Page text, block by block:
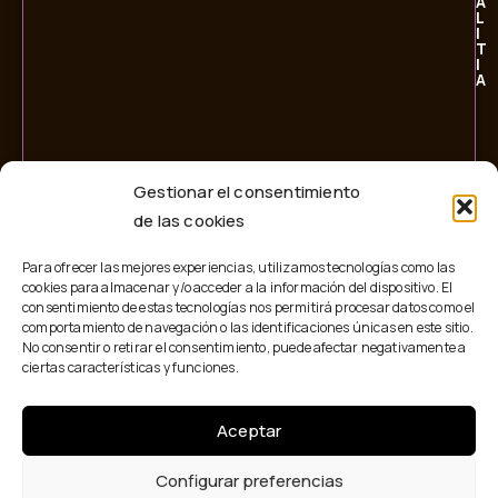
Gestionar el consentimiento
de las cookies
Para ofrecer las mejores experiencias, utilizamos tecnologías como las
cookies para almacenar y/o acceder a la información del dispositivo. El
consentimiento de estas tecnologías nos permitirá procesar datos como el
comportamiento de navegación o las identificaciones únicas en este sitio.
No consentir o retirar el consentimiento, puede afectar negativamente a
ciertas características y funciones.
Aceptar
Configurar preferencias
L
I
T
I
A
POLÍTICA DE PRIVACIDADPOLÍTICA DE COOKIES